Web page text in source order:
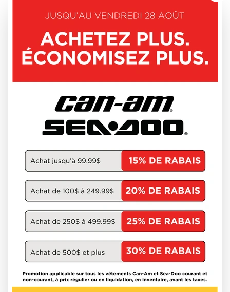
SKI-DOO 2027
MXZ
DÉCOUVRIR CE MODÈLE